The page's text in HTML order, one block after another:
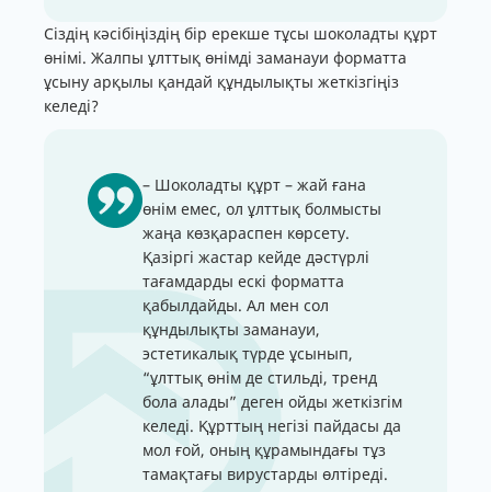
Сіздің кәсібіңіздің бір ерекше тұсы шоколадты құрт
өнімі. Жалпы ұлттық өнімді заманауи форматта
ұсыну арқылы қандай құндылықты жеткізгіңіз
келеді?
– Шоколадты құрт – жай ғана
өнім емес, ол ұлттық болмысты
жаңа көзқараспен көрсету.
Қазіргі жастар кейде дәстүрлі
тағамдарды ескі форматта
қабылдайды. Ал мен сол
құндылықты заманауи,
эстетикалық түрде ұсынып,
“ұлттық өнім де стильді, тренд
бола алады” деген ойды жеткізгім
келеді. Құрттың негізі пайдасы да
мол ғой, оның құрамындағы тұз
тамақтағы вирустарды өлтіреді.